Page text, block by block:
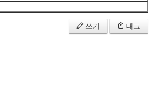
쓰기 태그